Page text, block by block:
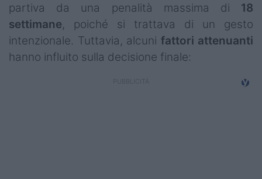
partiva da una penalità massima di 18
settimane, poiché si trattava di un gesto
intenzionale. Tuttavia, alcuni fattori attenuanti
hanno influito sulla decisione finale: